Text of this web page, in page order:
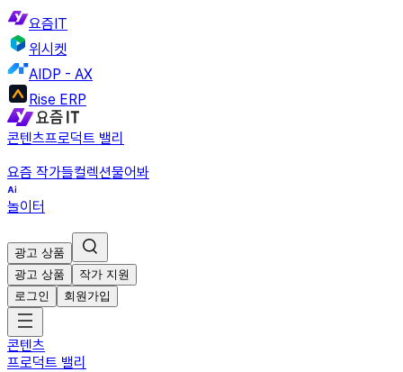
요즘IT
위시켓
AIDP - AX
Rise ERP
콘텐츠프로덕트 밸리
요즘 작가들컬렉션물어봐
놀이터
광고 상품
광고 상품
작가 지원
로그인
회원가입
콘텐츠
프로덕트 밸리